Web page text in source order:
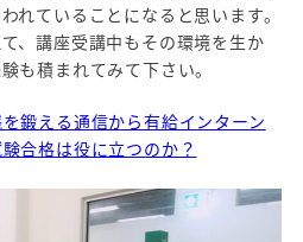
れていることになると思います。
、講座受講中もその環境を生か
も積まれてみて下さい。
鍛える通信から有給インターン
合格は役に立つのか？